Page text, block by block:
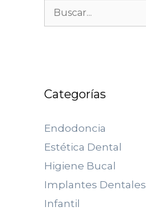
Categorías
Endodoncia
Estética Dental
Higiene Bucal
Implantes Dentales
Infantil